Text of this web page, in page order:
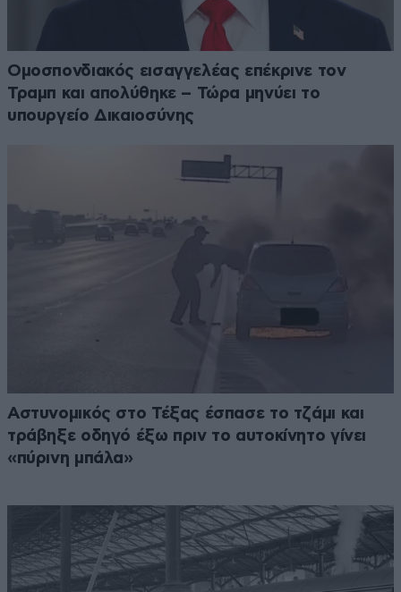
Ομοσπονδιακός εισαγγελέας επέκρινε τον
Τραμπ και απολύθηκε – Τώρα μηνύει το
υπουργείο Δικαιοσύνης
Αστυνομικός στο Τέξας έσπασε το τζάμι και
τράβηξε οδηγό έξω πριν το αυτοκίνητο γίνει
«πύρινη μπάλα»